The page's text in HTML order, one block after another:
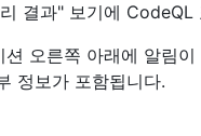
결과" 보기에 CodeQL
오른쪽 아래에 알림
정보가 포함됩니다.